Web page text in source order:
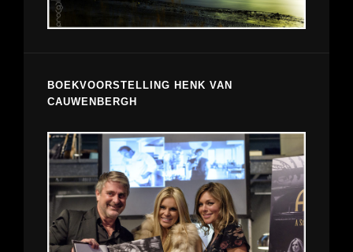
BOEKVOORSTELLING HENK VAN
CAUWENBERGH